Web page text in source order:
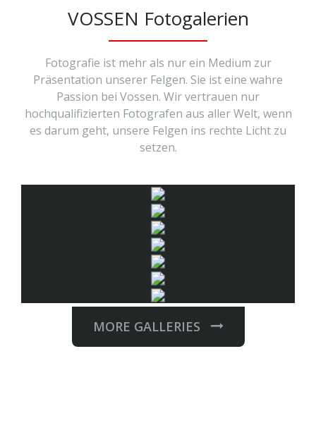
VOSSEN Fotogalerien
Fotografie ist mehr als nur ein Medium zur
Präsentation unserer Felgen. Sie ist eine wahre
Passion bei Vossen. Wir vertrauen nur
hochqualifizierten Fotografen aus aller Welt, wenn
es darum geht, unsere Felgen ins rechte Licht zu
setzen.
MORE GALLERIES